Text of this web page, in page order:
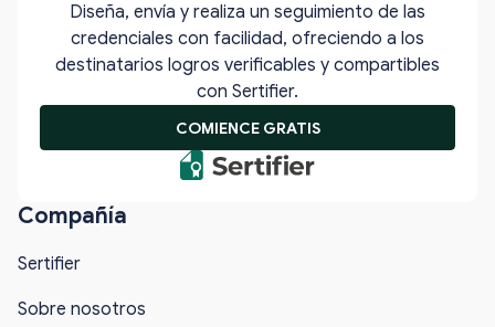
Compañía
Sertifier
Sobre nosotros
Diseña, envía y realiza un seguimiento de las
credenciales con facilidad, ofreciendo a los
destinatarios logros verificables y compartibles
con Sertifier.
COMIENCE GRATIS